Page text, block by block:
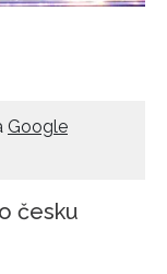
Google
česku